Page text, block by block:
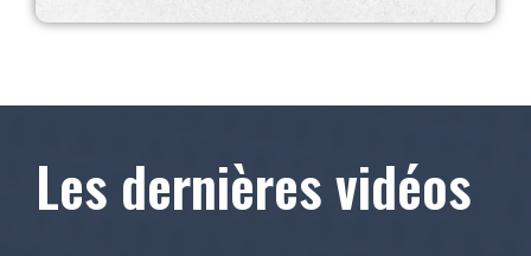
Les dernières vidéos